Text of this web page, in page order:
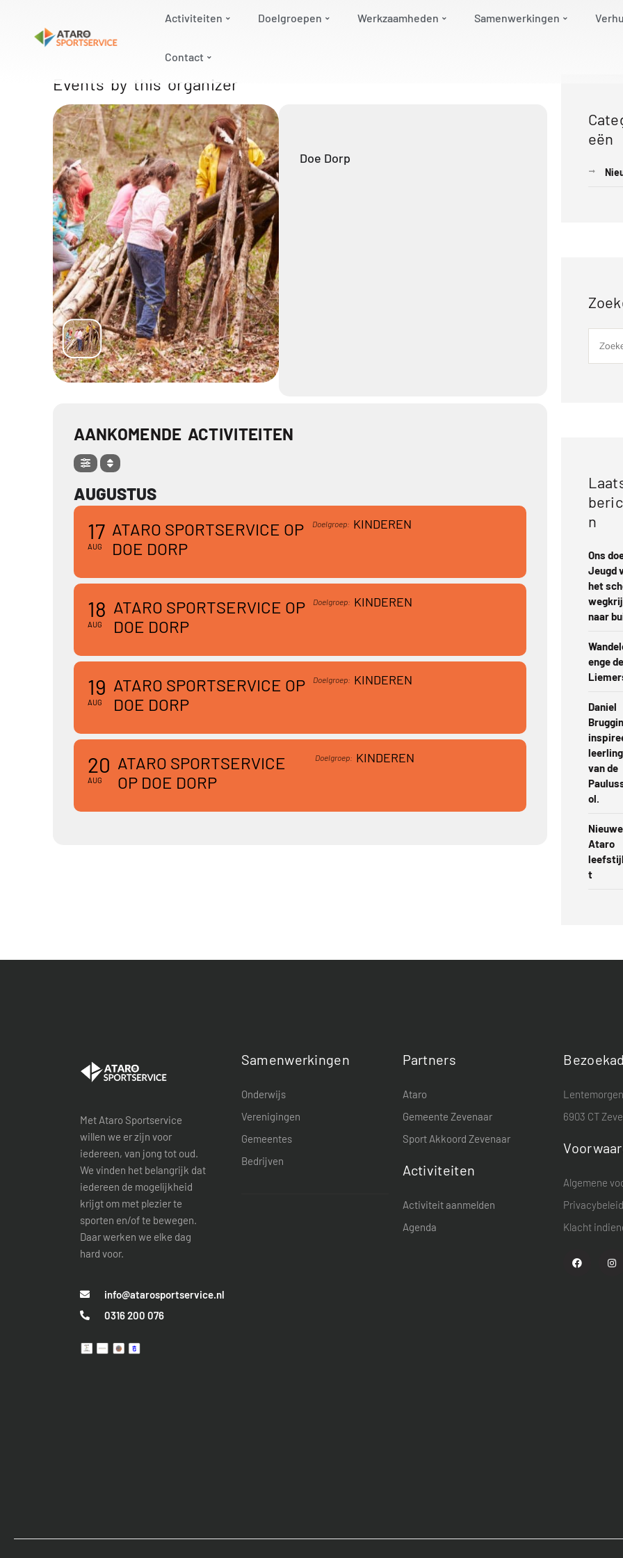
Activiteiten Doelgroepen Werkzaamheden Samenwerkingen
Contact
Events by this organizer
Doe Dorp
AANKOMENDE ACTIVITEITEN
AUGUSTUS
17
AUG
ATARO SPORTSERVICE OP
DOE DORP
Doelgroep: KINDEREN
18
AUG
ATARO SPORTSERVICE OP
DOE DORP
Doelgroep: KINDEREN
19
AUG
ATARO SPORTSERVICE OP
DOE DORP
Doelgroep: KINDEREN
20
AUG
ATARO SPORTSERVICE
OP DOE DORP
Doelgroep: KINDEREN
eën
n
Ons
Jeugd
het
naar
enge de
Daniel
van de
ol.
Nieuwe
Ataro
t
Met Ataro Sportservice
willen we er zijn voor
iedereen, van jong tot oud.
We vinden het belangrijk dat
iedereen de mogelijkheid
krijgt om met plezier te
sporten en/of te bewegen.
Daar werken we elke dag
hard voor.
info@atarosportservice.nl
0316 200 076
Samenwerkingen
Onderwijs
Verenigingen
Gemeentes
Bedrijven
Partners
Ataro
Gemeente Zevenaar
Sport Akkoord Zevenaar
Activiteiten
Activiteit aanmelden
Agenda
6903 CT
Algemene
Privacybeleid
Klacht